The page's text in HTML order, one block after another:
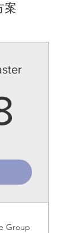
案
Group